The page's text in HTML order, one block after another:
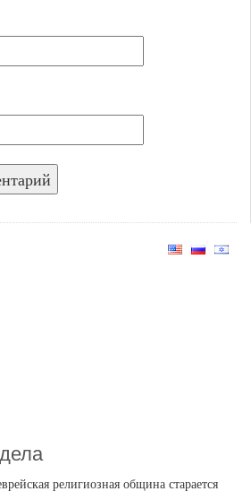
религиозная община старается